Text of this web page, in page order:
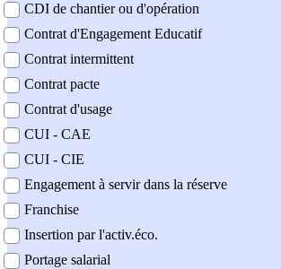
CDI de chantier ou d'opération
Contrat d'Engagement Educatif
Contrat intermittent
Contrat pacte
Contrat d'usage
CUI - CAE
CUI - CIE
Engagement à servir dans la réserve
Franchise
Insertion par l'activ.éco.
Portage salarial